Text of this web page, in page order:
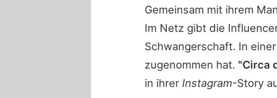
Gemeinsam mit ihrem
Im Netz gibt die
Schwangerschaft. In
zugenommen hat. "Circa
in ihrer Instagram-Story